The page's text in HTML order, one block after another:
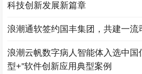
科技创新发展新篇章
浪潮通软签约国丰集团，共建一流
浪潮云帆数字病人智能体入选中国
型+”软件创新应用典型案例